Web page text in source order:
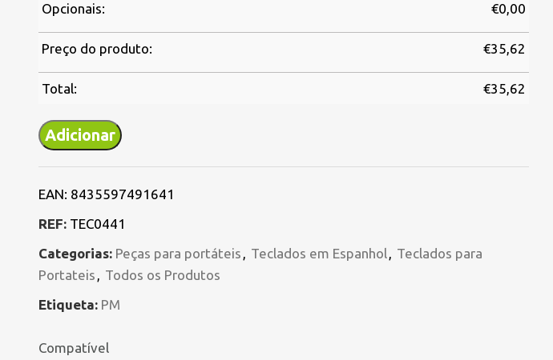
Opcionais: €0,00
Preço do produto: €35,62
Total: €35,62
Adicionar
EAN: 8435597491641
REF: TEC0441
Categorias: Peças para portáteis , Teclados em Espanhol, Teclados para
Portateis , Todos os Produtos
Etiqueta: PM
Compatível